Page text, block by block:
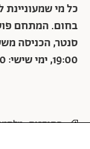
כל מי
בחום. המתחם
19:00, ימי שישי: 10:00-13:00
התנדבות